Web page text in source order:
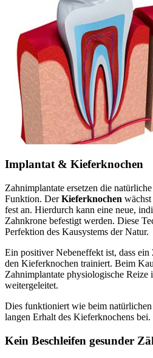
Implantat & Kieferknochen
Zahnimplantate ersetzen die natürliche
Funktion. DerKieferknochen
fest an. Hierdurch kann eine neue,
Zahnkrone befestigt werden. Diese
Perfektion des Kausystems der Natur.
Ein positiver Nebeneffekt ist, dass ein
den Kieferknochen trainiert. Beim
Zahnimplantate physiologische Reize
weitergeleitet.
Dies funktioniert wie beim
langen Erhalt des Kieferknochens bei.
Kein Beschleifen gesunder